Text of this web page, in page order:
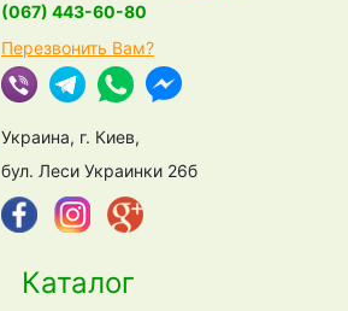
Каталог
(067) 443-60-80
Перезвонить Вам?
Украина, г. Киев,
бул. Леси Украинки 26б